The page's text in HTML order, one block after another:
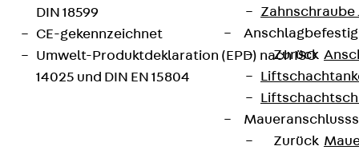
Zahnschraube
Zurück
Zurück
DIN 18599
CE-gekennzeichnet
Umwelt-Produktdeklaration (EPD) nach ISO
14025 und DIN EN 15804